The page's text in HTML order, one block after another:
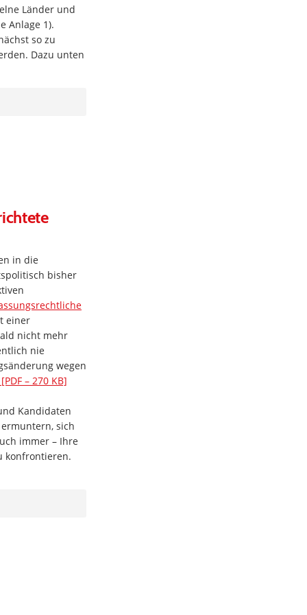
Länder und
Anlage 1).
so zu
Dazu unten
in die
bisher
einer
nicht mehr
nie
wegen
– 270 KB]
Kandidaten
sich
immer – Ihre
konfrontieren.